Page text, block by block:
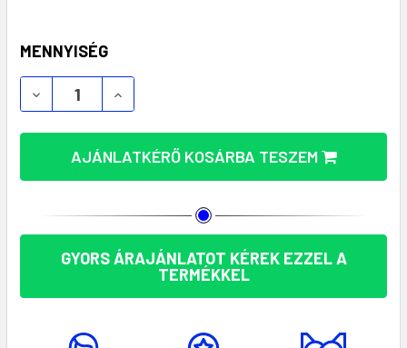
KÉSZLET:
MENNYISÉG
AJÁNLATKÉRŐ KOSÁRBA TESZEM
GYORS ÁRAJÁNLATOT KÉREK EZZEL A
TERMÉKKEL